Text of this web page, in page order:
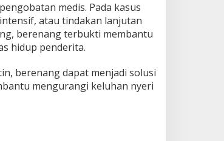
medis. Pada kasus
atau tindakan lanjutan
berenang terbukti membantu
hidup penderita.
berenang dapat menjadi solusi
mengurangi keluhan nyeri